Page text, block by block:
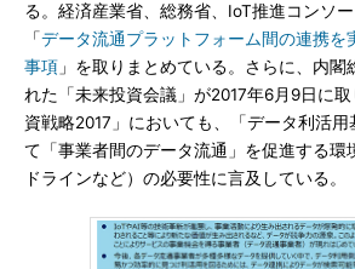
る。経済産業省、総務省、IoT推進コンソ
「データ流通プラットフォーム間の連携を
事項 」を取りまとめている。さらに、内閣
れた「未来投資会議」が2017年6月9日に
資戦略2017」においても、「データ利活
て「事業者間のデータ流通」を促進する環
ドラインなど）の必要性に言及している。